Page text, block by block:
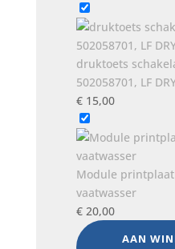
druktoets
502058701, LF
€15,00
Module printplaat
vaatwasser
€20,00
AAN